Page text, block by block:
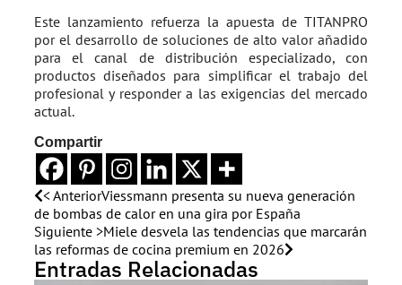
Este lanzamiento refuerza la apuesta de TITANPRO
por el desarrollo de soluciones de alto valor añadido
para el canal de distribución especializado, con
productos diseñados para simplificar el trabajo del
profesional y responder a las exigencias del mercado
actual.
Compartir
< AnteriorViessmann presenta su nueva generación
de bombas de calor en una gira por España
Siguiente >Miele desvela las tendencias que marcarán
las reformas de cocina premium en 2026
Entradas Relacionadas